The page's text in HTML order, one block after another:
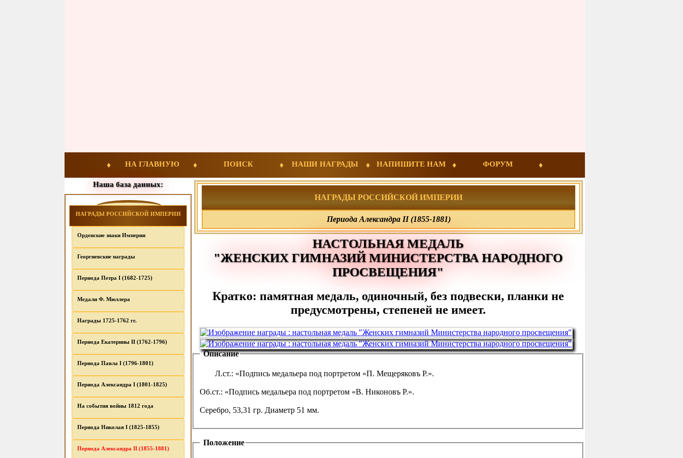
НА ГЛАВНУЮ ПОИСК НАШИ НАГРАДЫ НАПИШИТЕ НАМ ФОРУМ
Наша база данных:
НАГРАДЫ РОССИЙСКОЙ ИМПЕРИИ
Орденские знаки Империи
Георгиевские награды
Периода Петра I (1682-1725)
Медали Ф. Мюллера
Награды 1725-1762 гг.
Периода Екатерины II (1762-1796)
Периода Павла I (1796-1801)
Периода Александра I (1801-1825)
На события войны 1812 года
Периода Николая I (1825-1855)
Периода Александра II (1855-1881)
НАГРАДЫ РОССИЙСКОЙ ИМПЕРИИ
Периода Александра II (1855-1881)
НАСТОЛЬНАЯ МЕДАЛЬ
"ЖЕНСКИХ ГИМНАЗИЙ МИНИСТЕРСТВА НАРОДНОГО
ПРОСВЕЩЕНИЯ"
Кратко: памятная медаль, одиночный, без подвески, планки не
предусмотрены, степеней не имеет.
Описание
Л.ст.: «Подпись медальера под портретом «П. Мещеряковъ Р.».
Об.ст.: «Подпись медальера под портретом «В. Никоновъ Р.».
Серебро, 53,31 гр. Диаметр 51 мм.
Положение